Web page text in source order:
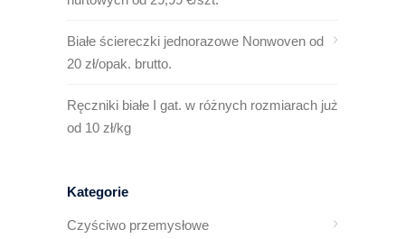
Białe ściereczki jednorazowe Nonwoven od
20 zł/opak. brutto.
Ręczniki białe I gat. w różnych rozmiarach już
od 10 zł/kg
Kategorie
Czyściwo przemysłowe